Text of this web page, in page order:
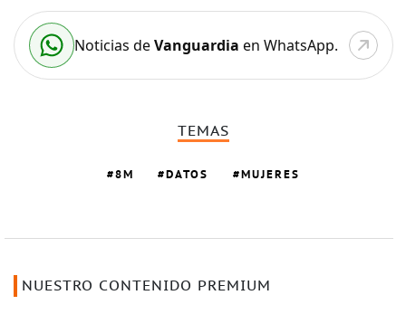
Noticias deVanguardia en WhatsApp.
TEMAS
8M DATOS MUJERES
NUESTRO CONTENIDO PREMIUM